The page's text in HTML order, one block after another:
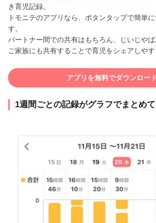
き育児記録。
トモニテのアプリなら、ボタンタップで簡単
す。
パートナー間での共有はもちろん、じいじや
ご家族にも共有することで育児をシェアしやす
アプリを無料でダウンロー
1週間ごとの記録がグラフでまとめ